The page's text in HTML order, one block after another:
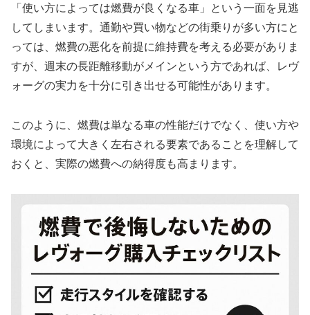
「使い方によっては燃費が良くなる車」という一面を見逃
してしまいます。通勤や買い物などの街乗りが多い方にと
っては、燃費の悪化を前提に維持費を考える必要がありま
すが、週末の長距離移動がメインという方であれば、レヴ
ォーグの実力を十分に引き出せる可能性があります。
このように、燃費は単なる車の性能だけでなく、使い方や
環境によって大きく左右される要素であることを理解して
おくと、実際の燃費への納得度も高まります。